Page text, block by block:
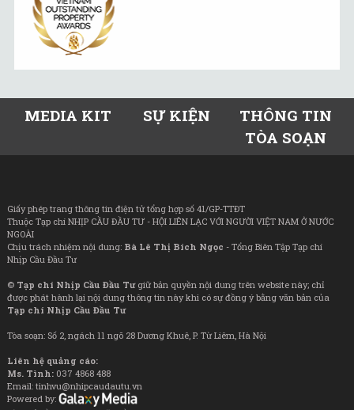
MEDIA KIT SỰ KIỆN
THÔNG TIN
TÒA SOẠN
Giấy phép trang thông tin điện tử tổng hợp số 41/GP-TTĐT
Thuộc Tạp chí NHỊP CẦU ĐẦU TƯ - HỘI LIÊN LẠC VỚI NGƯỜI VIỆT NAM Ở NƯỚC
NGOÀI
Chịu trách nhiệm nội dung: Bà Lê Thị Bích Ngọc - Tổng Biên Tập Tạp chí
Nhịp Cầu Đầu Tư
© Tạp chí Nhịp Cầu Đầu Tưgiữ bản quyền nội dung trên website này; chỉ
được phát hành lại nội dung thông tin này khi có sự đồng ý bằng văn bản của
Tạp chí Nhịp Cầu Đầu Tư
Tòa soạn: Số 2, ngách 11 ngõ 28 Dương Khuê, P. Từ Liêm, Hà Nội
Liên hệ quảng cáo:
Ms. Tình: 037 4868 488
Email: tinhvu@nhipcaudautu.vn
Powered by: